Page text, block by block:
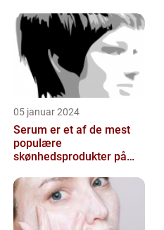
05 januar 2024
Serum er et af de mest
populære
skønhedsprodukter på
ansigt er en vigtig de...